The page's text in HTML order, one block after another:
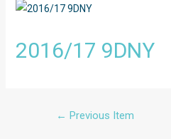
2016/17 9DNY
← Previous Item